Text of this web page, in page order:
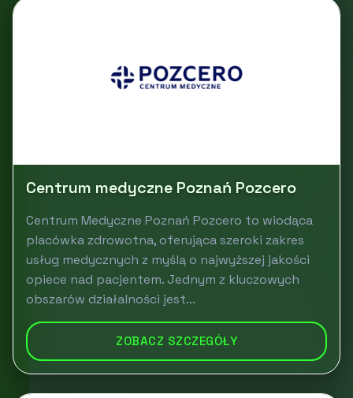
Centrum medyczne Poznań Pozcero
Centrum Medyczne Poznań Pozcero to wiodąca
placówka zdrowotna, oferująca szeroki zakres
usług medycznych z myślą o najwyższej jakości
opiece nad pacjentem. Jednym z kluczowych
obszarów działalności jest...
ZOBACZ SZCZEGÓŁY